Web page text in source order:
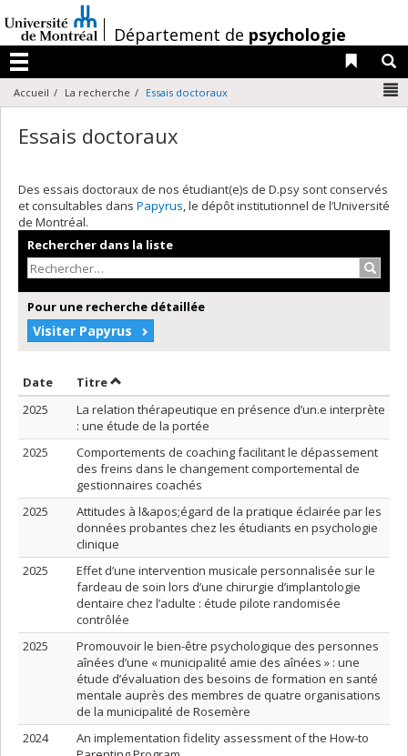
au
contenu
/Département de psychologie
Menu
Liens
Accueil La recherche Essais doctoraux
Essais doctoraux
Des essais doctoraux de nos étudiant(e)s de D.psy sont conservés
et consultables dans Papyrus, le dépôt institutionnel de l’Université
de Montréal.
Rechercher dans la liste
Pour une recherche détaillée
Visiter Papyrus
Date Trier par date en ordre croissant
TitreTrier par titre en ordre croissant
2025
La relation thérapeutique en présence d’un.e interprète
: une étude de la portée
2025
Comportements de coaching facilitant le dépassement
des freins dans le changement comportemental de
gestionnaires coachés
2025
Attitudes à l&apos;égard de la pratique éclairée par les
données probantes chez les étudiants en psychologie
clinique
2025
Effet d’une intervention musicale personnalisée sur le
fardeau de soin lors d’une chirurgie d’implantologie
dentaire chez l’adulte : étude pilote randomisée
contrôlée
2025
Promouvoir le bien-être psychologique des personnes
aînées d’une « municipalité amie des aînées » : une
étude d’évaluation des besoins de formation en santé
mentale auprès des membres de quatre organisations
de la municipalité de Rosemère
2024
An implementation fidelity assessment of the How-to